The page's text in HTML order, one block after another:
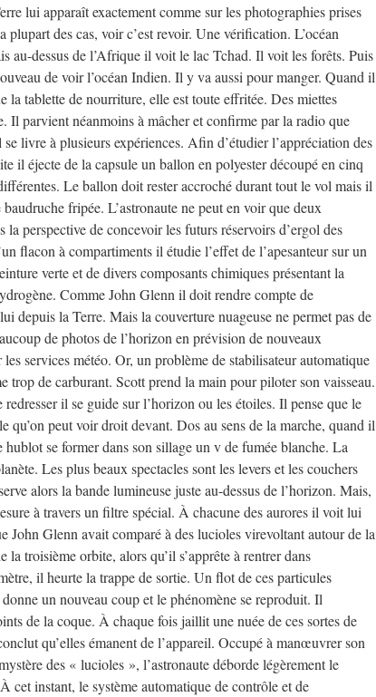
lui apparaît exactement comme sur les photographies prises
plupart des cas, voir c’est revoir. Une vérification. L’océan
au-dessus de l’Afrique il voit le lac Tchad. Il voit les forêts. Puis
de voir l’océan Indien. Il y va aussi pour manger. Quand il
la tablette de nourriture, elle est toute effritée. Des miettes
Il parvient néanmoins à mâcher et confirme par la radio que
se livre à plusieurs expériences. Afin d’étudier l’appréciation des
il éjecte de la capsule un ballon en polyester découpé en cinq
Le ballon doit rester accroché durant tout le vol mais il
fripée. L’astronaute ne peut en voir que deux
la perspective de concevoir les futurs réservoirs d’ergol des
flacon à compartiments il étudie l’effet de l’apesanteur sur un
verte et de divers composants chimiques présentant la
Comme John Glenn il doit rendre compte de
depuis la Terre. Mais la couverture nuageuse ne permet pas de
de photos de l’horizon en prévision de nouveaux
services météo. Or, un problème de stabilisateur automatique
trop de carburant. Scott prend la main pour piloter son vaisseau.
il se guide sur l’horizon ou les étoiles. Il pense que le
qu’on peut voir droit devant. Dos au sens de la marche, quand il
se former dans son sillage un v de fumée blanche. La
Les plus beaux spectacles sont les levers et les couchers
alors la bande lumineuse juste au-dessus de l’horizon. Mais,
à travers un filtre spécial. À chacune des aurores il voit lui
John Glenn avait comparé à des lucioles virevoltant autour de la
troisième orbite, alors qu’il s’apprête à rentrer dans
il heurte la trappe de sortie. Un flot de ces particules
un nouveau coup et le phénomène se reproduit. Il
de la coque. À chaque fois jaillit une nuée de ces sortes de
qu’elles émanent de l’appareil. Occupé à manœuvrer son
des « lucioles », l’astronaute déborde légèrement le
cet instant, le système automatique de contrôle et de